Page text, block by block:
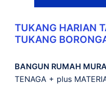
TUKANG HARIAN
TUKANG
BANGUN RUMAH
TENAGA + plus